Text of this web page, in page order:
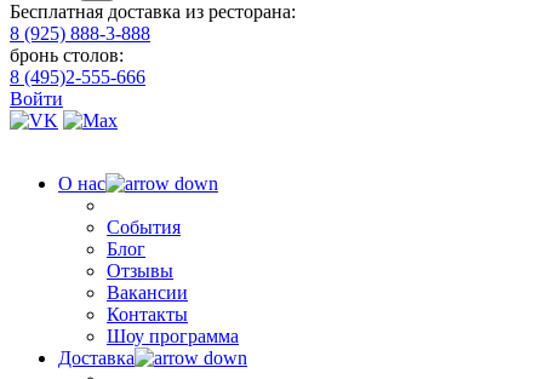
Бесплатная доставка из ресторана:
8 (925) 888-3-888
бронь столов:
8 (495)2-555-666
Войти
О нас
События
Блог
Отзывы
Вакансии
Контакты
Шоу программа
Доставка